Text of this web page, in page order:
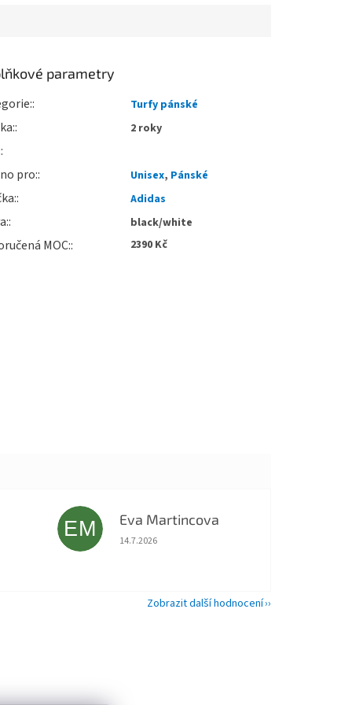
parametry
: Turfy pánské
: 2 roky
pro: Unisex, Pánské
: Adidas
: black/white
MOC: 2390 Kč
z 5 hvězdiček.EM Eva Martincova
Hodnocení obchodu je 5 z 5 hvězdiček.
14.7.2026
Zobrazit další hodnocení